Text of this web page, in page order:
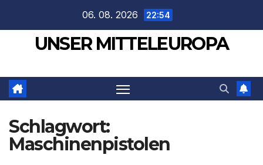
springen
06. 08. 2026 22:54
UNSER MITTELEUROPA
Schlagwort:
Maschinenpistolen